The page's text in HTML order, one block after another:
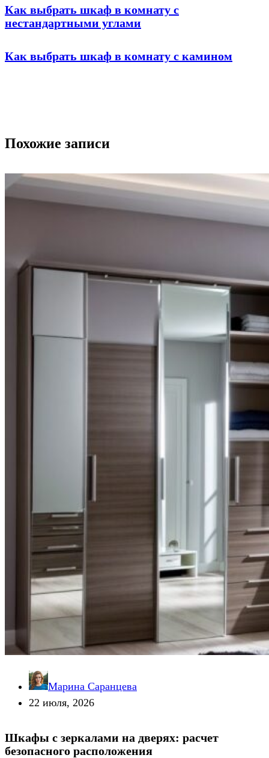
Как выбрать шкаф в комнату с
нестандартными углами
Как выбрать шкаф в комнату с камином
Похожие записи
Марина Саранцева
22 июля, 2026
Шкафы с зеркалами на дверях: расчет
безопасного расположения